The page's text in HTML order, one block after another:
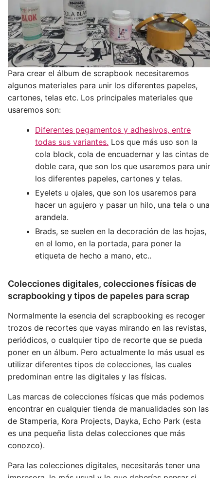
Para crear el álbum de scrapbook necesitaremos
algunos materiales para unir los diferentes papeles,
cartones, telas etc. Los principales materiales que
usaremos son:
Diferentes pegamentos y adhesivos, entre
todas sus variantes. Los que más uso son la
cola block, cola de encuadernar y las cintas de
doble cara, que son los que usaremos para unir
los diferentes papeles, cartones y telas.
Eyelets u ojales, que son los usaremos para
hacer un agujero y pasar un hilo, una tela o una
arandela.
Brads, se suelen en la decoración de las hojas,
en el lomo, en la portada, para poner la
etiqueta de hecho a mano, etc..
Colecciones digitales, colecciones físicas de
scrapbooking y tipos de papeles para scrap
Normalmente la esencia del scrapbooking es recoger
trozos de recortes que vayas mirando en las revistas,
periódicos, o cualquier tipo de recorte que se pueda
poner en un álbum. Pero actualmente lo más usual es
utilizar diferentes tipos de colecciones, las cuales
predominan entre las digitales y las físicas.
Las marcas de colecciones físicas que más podemos
encontrar en cualquier tienda de manualidades son las
de Stamperia, Kora Projects, Dayka, Echo Park (esta
es una pequeña lista delas colecciones que más
conozco).
Para las colecciones digitales, necesitarás tener una